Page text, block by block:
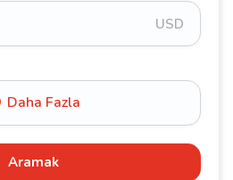
USD
Aramak